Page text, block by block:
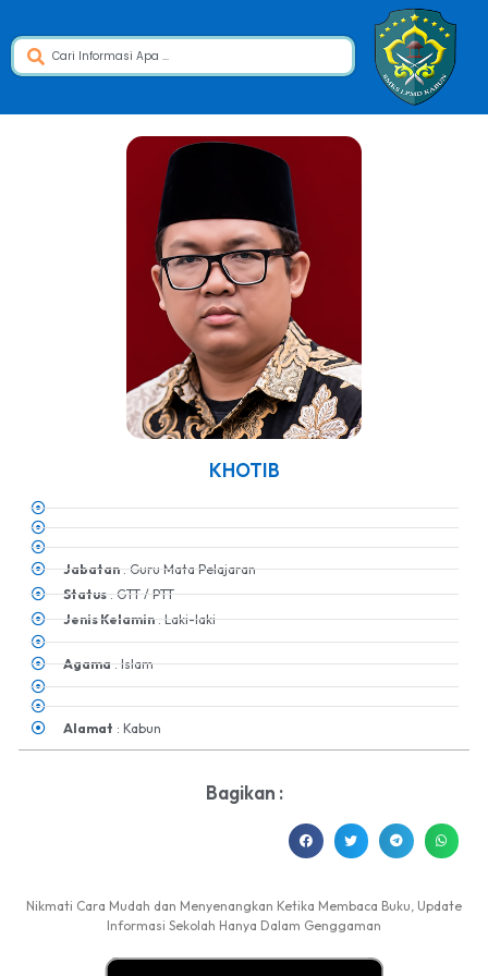
KHOTIB
Jabatan: Guru Mata Pelajaran
Status: GTT / PTT
Jenis Kelamin: Laki-laki
Agama: Islam
Alamat : Kabun
Bagikan :
Nikmati Cara Mudah dan Menyenangkan Ketika Membaca Buku, Update
Informasi Sekolah Hanya Dalam Genggaman